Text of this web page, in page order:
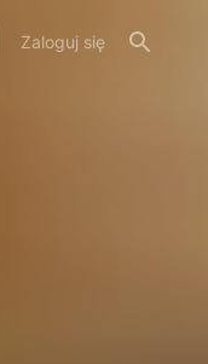
Zaloguj się